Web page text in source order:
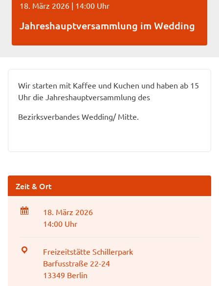
18. März 2026 | 14:00 Uhr
Jahreshauptversammlung im Wedding
Wir starten mit Kaffee und Kuchen und haben ab 15
Uhr die Jahreshauptversammlung des
Bezirksverbandes Wedding/ Mitte.
Zeit & Ort
18. März 2026
14:00 Uhr
Freizeitstätte Schillerpark
Barfusstraße 22-24
13349 Berlin